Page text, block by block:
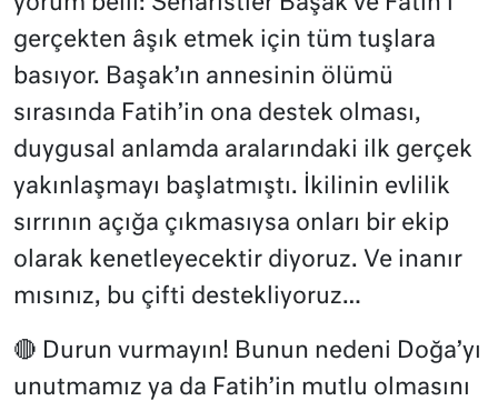
gerçekten âşık etmek için tüm tuşlara
basıyor. Başak’ın annesinin ölümü
sırasında Fatih’in ona destek olması,
duygusal anlamda aralarındaki ilk gerçek
yakınlaşmayı başlatmıştı. İkilinin evlilik
sırrının açığa çıkmasıysa onları bir ekip
olarak kenetleyecektir diyoruz. Ve inanır
mısınız, bu çifti destekliyoruz…
🔴 Durun vurmayın! Bunun nedeni Doğa’yı
unutmamız ya da Fatih’in mutlu olmasını